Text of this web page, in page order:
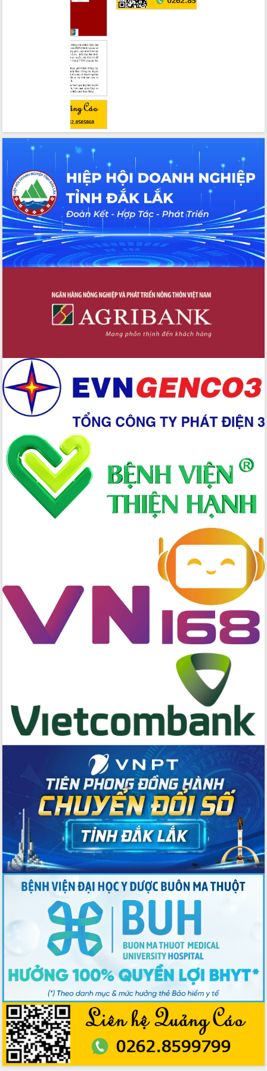
chức sản xuất sầu riêng theo hướng
Đẩy nhanh công tác khắc phục, ổn
định đời sống Nhân dân sau bão số 13
Bí thư Tỉnh ủy Lương Nguyễn Minh
Triết dự Ngày hội đại đoàn kết tại
Buôn Đăk Tuôr, xã Cư Pui
Khởi công xây dựng Trường Phổ thông
nội trú liên cấp tiểu học và THCS xã Ia
Phó Thủ tướng Chính phủ Mai Văn
Chính chia sẻ, động viên người dân
chịu ảnh hưởng nặng từ bão số 13
Chủ tịch UBND tỉnh kiểm tra công tác
phòng, chống bão số 13 tại các địa
bàn xung yếu
Tập trung đẩy nhanh giải ngân nguồn
vốn các chương trình mục tiêu quốc
gia
Xã Ea H'leo giữ vững và nâng cao chất
lượng các tiêu chí nông thôn mới
vụ Tỉnh ủy về công tác cán bộ
Nâng cao trách nhiệm người đứng
đầu, phát huy tinh thần chủ động,
sáng tạo để đảm bảo tiến độ giải ngân
Sở Công Thương đột phá số hóa 100%
thủ tục trực tuyến lấy sự hài lòng của
doanh nghiệp làm thước đo phục vụ
Đảm bảo công tác bầu cử triển khai
đúng tiến độ, quy trình theo luật định
Ban Tuyên giáo và Dân vận Trung ương
tập huấn công tác khoa giáo năm 2025
Đắk Lắk hưởng ứng Ngày Pháp luật
Việt Nam 2025 và biểu dương 25 tập
thể, cá nhân tiêu biểu
Hội nghị lần thứ nhất Ban Chỉ đạo
công tác bầu cử tỉnh Đắk Lắk
Hội nghị UBND tỉnh thường kỳ tháng
khai thác IUU
Hội thảo chuyên đề “Hành trình xuất
khẩu nông sản Việt Nam qua thương
mại điện tử cùng Amazon”
Đại hội Thi đua yêu nước tỉnh Đắk Lắk
Tập trung triển khai các giải pháp sản
xuất nông nghiệp bền vững, phát thải
thấp
Tọa đàm kỷ niệm 95 năm Ngày thành
lập Hội Liên hiệp Phụ nữ Việt Nam
Đắk Lắk tổ chức Ngày hội Chuyển đổi
số với chủ đề: “Công nghệ số - kiến
tạo tương lai”
Tập trung phát triển khoa học công
nghệ, đổi mới sáng tạo và chuyển đổi
số lĩnh vực nông nghiệp và môi trường
“Hồ sơ phi địa giới – Bước tiến mới
trong cải cách hành chính”
Phó Chủ tịch UBND tỉnh Nguyễn Thiên
Văn kiểm tra công tác chống khai thác
IUU và nuôi trồng thủy sản
Tăng cường các giải pháp nhằm phát
triển hiệu quả khoa học, công nghệ,
đổi mới sáng tạo và chuyển đổi số
Tỉnh Đắk Lắk hiện đại hóa y tế từ bệnh
án điện tử
Tập huấn công tác đối ngoại và tuyên
truyền quản lý biên giới, biển đảo
Nhiều cách làm hay trong chuyển đổi
số vì người dân
Quyết tâm phấn đấu hoàn thành thắng
lợi các mục tiêu, nhiệm vụ Nghị quyết
Đại hội đại biểu Đảng bộ tỉnh Đắk Lắk